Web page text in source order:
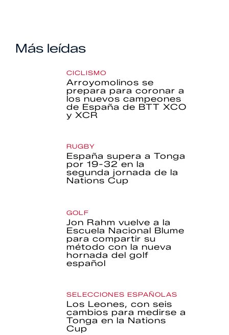
Más leídas
CICLISMO
Arroyomolinos se
prepara para coronar a
los nuevos campeones
de España de BTT XCO
y XCR
RUGBY
España supera a Tonga
por 19-32 en la
segunda jornada de la
Nations Cup
GOLF
Jon Rahm vuelve a la
Escuela Nacional Blume
para compartir su
método con la nueva
hornada del golf
español
SELECCIONES ESPAÑOLAS
Los Leones, con seis
cambios para medirse a
Tonga en la Nations
Cup